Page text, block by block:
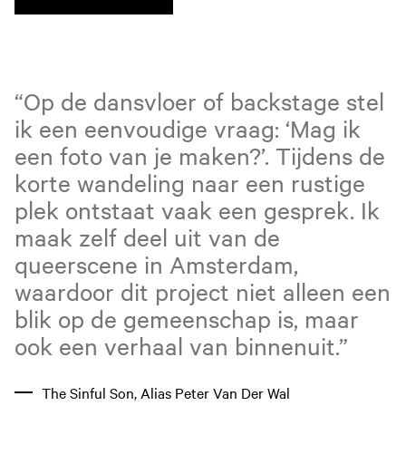
“Op de dansvloer of backstage stel
ik een eenvoudige vraag: ‘Mag ik
een foto van je maken?’. Tijdens de
korte wandeling naar een rustige
plek ontstaat vaak een gesprek. Ik
maak zelf deel uit van de
queerscene in Amsterdam,
waardoor dit project niet alleen een
blik op de gemeenschap is, maar
ook een verhaal van binnenuit.”
The Sinful Son, Alias Peter Van Der Wal